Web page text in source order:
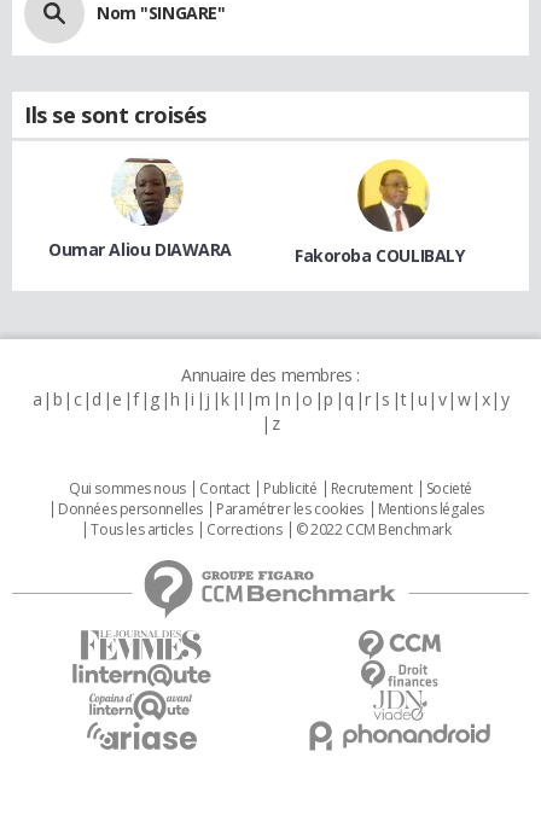
Nom "SINGARE"
Ils se sont croisés
Oumar Aliou DIAWARA Fakoroba COULIBALY
Annuaire des membres :
a b c d e f g h i j k l m n o p q r s t u v w x y
z
Qui sommes nous Contact Publicité Recrutement
Societé
Données personnelles
Paramétrer les cookies
Mentions légales
Tous les articles
Corrections © 2022 CCM Benchmark